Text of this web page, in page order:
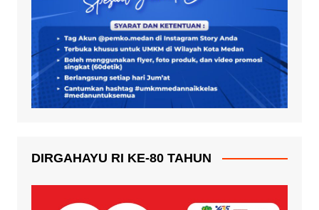
DIRGAHAYU RI KE-80 TAHUN